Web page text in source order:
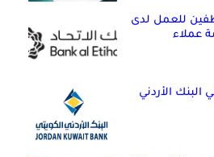
للعمل لدى
عملاء
الأردني